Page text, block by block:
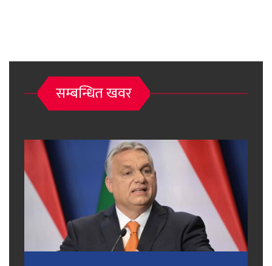
सम्बन्धित खवर